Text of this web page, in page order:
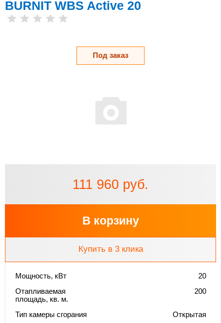
BURNIT WBS Active 20
Под заказ
111 960 руб.
В корзину
Купить в 3 клика
Мощность, кВт
20
Отапливаемая
площадь, кв. м.
200
Тип камеры сгорания
Открытая